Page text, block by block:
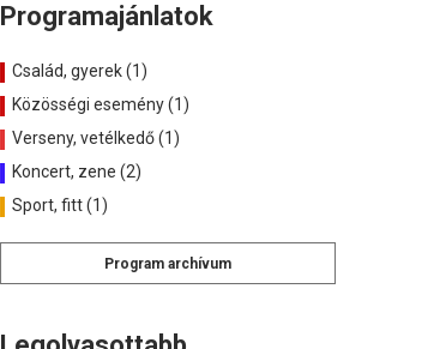
Programajánlatok
Család, gyerek (1)
Közösségi esemény (1)
Verseny, vetélkedő (1)
Koncert, zene (2)
Sport, fitt (1)
Program archívum